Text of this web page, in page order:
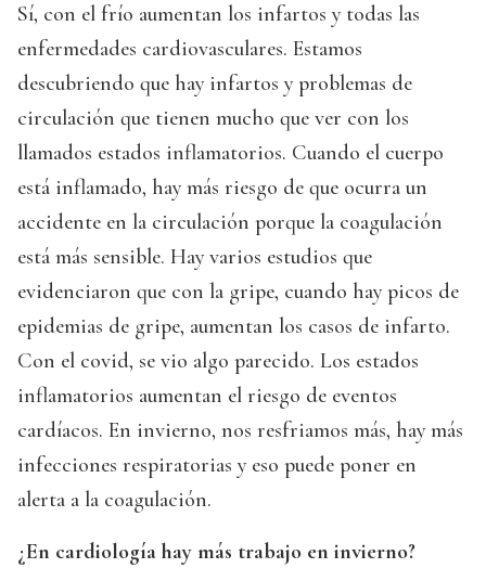
Sí, con el frío aumentan los infartos y todas las
enfermedades cardiovasculares. Estamos
descubriendo que hay infartos y problemas de
circulación que tienen mucho que ver con los
llamados estados inflamatorios. Cuando el cuerpo
está inflamado, hay más riesgo de que ocurra un
accidente en la circulación porque la coagulación
está más sensible. Hay varios estudios que
evidenciaron que con la gripe, cuando hay picos de
epidemias de gripe, aumentan los casos de infarto.
Con el covid, se vio algo parecido. Los estados
inflamatorios aumentan el riesgo de eventos
cardíacos. En invierno, nos resfriamos más, hay más
infecciones respiratorias y eso puede poner en
alerta a la coagulación.
¿En cardiología hay más trabajo en invierno?